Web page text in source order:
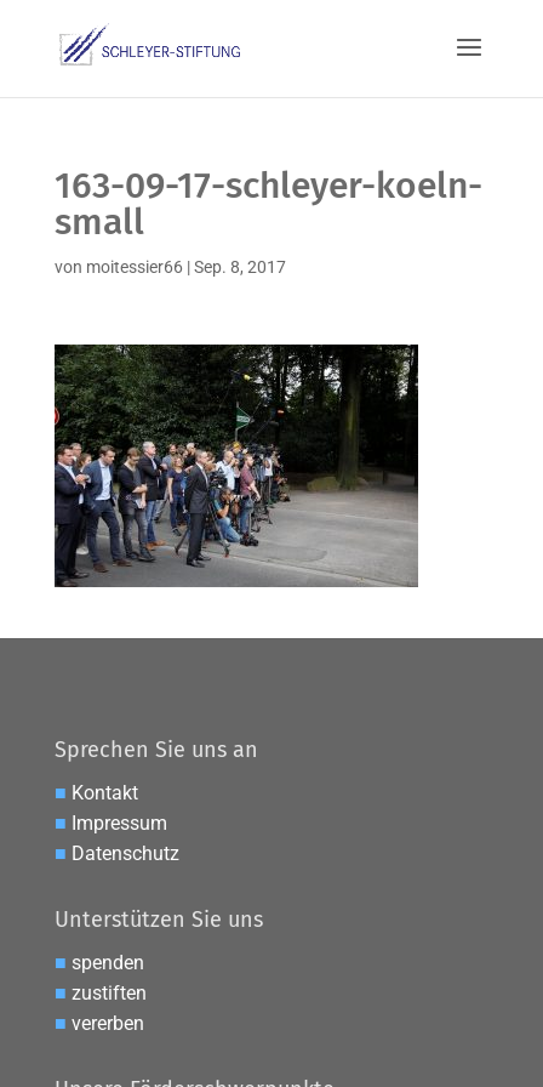
163-09-17-schleyer-koeln-
small
von moitessier66|Sep. 8, 2017
Sprechen Sie uns an
■ Kontakt
■ Impressum
■ Datenschutz
Unterstützen Sie uns
■ spenden
■ zustiften
■ vererben